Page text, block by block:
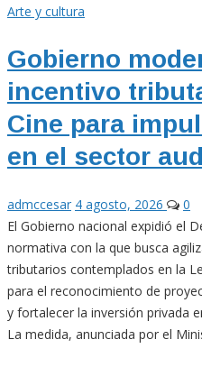
Arte y cultura
Gobierno
incentivo
Cine para
en el sector
admccesar 4 agosto, 2026
0
El Gobierno nacional expidió el
normativa con la que busca
tributarios contemplados en la
para el reconocimiento de
y fortalecer la inversión privada
La medida, anunciada por el